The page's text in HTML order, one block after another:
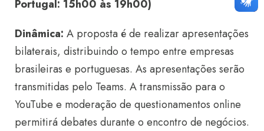
Portugal: 15h00 às 19h00)
Dinâmica: A proposta é de realizar apresentações
bilaterais, distribuindo o tempo entre empresas
brasileiras e portuguesas. As apresentações serão
transmitidas pelo Teams. A transmissão para o
YouTube e moderação de questionamentos online
permitirá debates durante o encontro de negócios.